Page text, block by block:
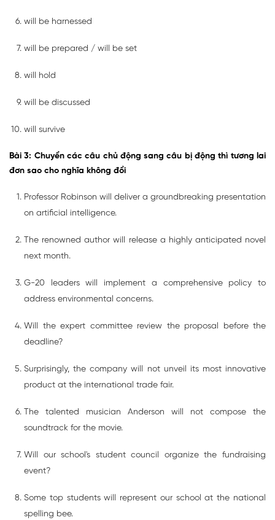
will be harnessed
will be prepared / will be set
will hold
will be discussed
will survive
Bài 3: Chuyển các câu chủ động sang câu bị động thì tương lai
đơn sao cho nghĩa không đổi
Professor Robinson will deliver a groundbreaking presentation
on artificial intelligence.
The renowned author will release a highly anticipated novel
next month.
G-20 leaders will implement a comprehensive policy to
address environmental concerns.
Will the expert committee review the proposal before the
deadline?
Surprisingly, the company will not unveil its most innovative
product at the international trade fair.
The talented musician Anderson will not compose the
soundtrack for the movie.
Will our school's student council organize the fundraising
event?
Some top students will represent our school at the national
spelling bee.